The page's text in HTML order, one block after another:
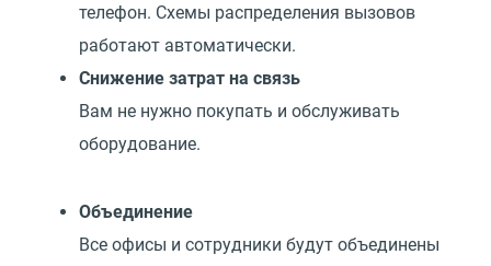
телефон. Схемы распределения вызовов
работают автоматически.
Снижение затрат на связь
Вам не нужно покупать и обслуживать
оборудование.
Объединение
Все офисы и сотрудники будут объединены